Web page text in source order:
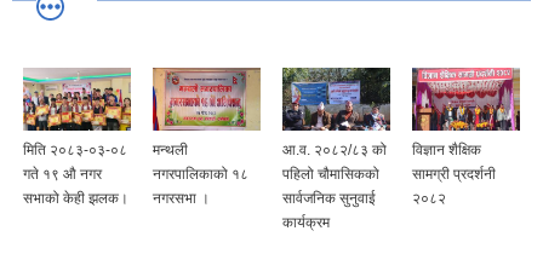
मिति २०८३-०३-०८
गते १९ औ नगर
सभाको केही झलक।
मन्थली
नगरपालिकाको १८
नगरसभा ।
आ.व. २०८२/८३ को
पहिलो चौमासिकको
सार्वजनिक सुनुवाई
कार्यक्रम
विज्ञान शैक्षिक
सामग्री प्रदर्शनी
२०८२